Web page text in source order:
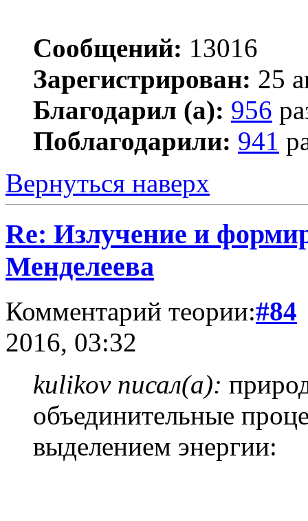
Сообщений: 13016
Зарегистрирован: 25
Благодарил (а): 956
Поблагодарили: 941
Вернуться наверх
Re: Излучение и
Менделеева
Комментарий теории:#84
2016, 03:32
kulikov писал(а):
объединительные
выделением энергии: